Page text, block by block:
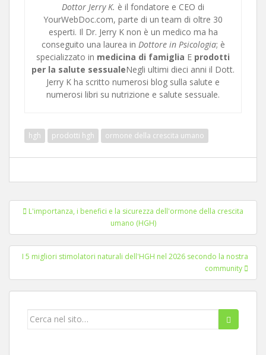
Dottor Jerry K. è il fondatore e CEO di
YourWebDoc.com, parte di un team di oltre 30
esperti. Il Dr. Jerry K non è un medico ma ha
conseguito una laurea in Dottore in Psicologia; è
specializzato in medicina di famiglia E prodotti
per la salute sessualeNegli ultimi dieci anni il Dott.
Jerry K ha scritto numerosi blog sulla salute e
numerosi libri su nutrizione e salute sessuale.
hgh prodotti hgh ormone della crescita umano
Navigazione
L'importanza, i benefici e la sicurezza dell'ormone della crescita
umano (HGH)
I 5 migliori stimolatori naturali dell'HGH nel 2026 secondo la nostra
community
Cerca...